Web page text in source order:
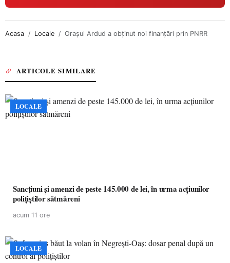
Acasa Locale Orașul Ardud a obținut noi finanțări prin PNRR
ARTICOLE SIMILARE
LOCALE
Sancțiuni și amenzi de peste 145.000 de lei, în urma acțiunilor
polițiștilor sătmăreni
acum 11 ore
LOCALE